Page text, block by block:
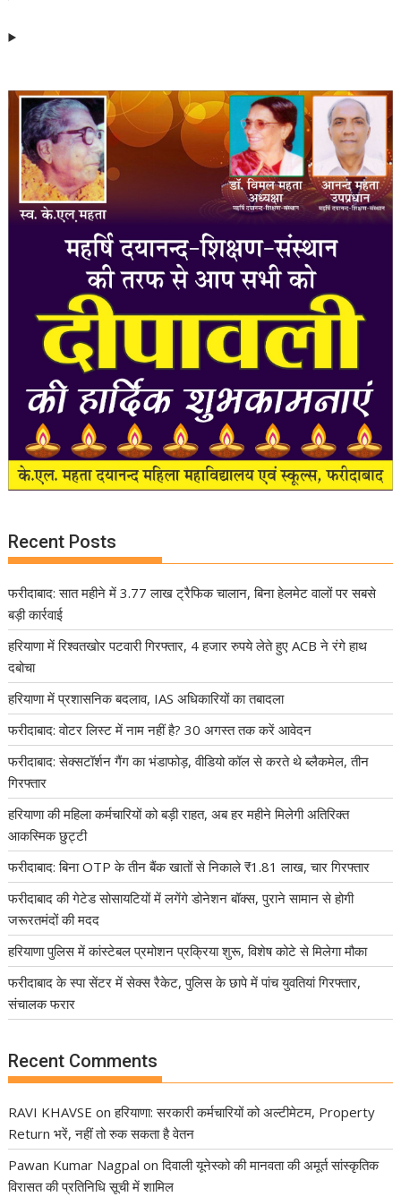
Recent Posts
फरीदाबाद: सात महीने में 3.77 लाख ट्रैफिक चालान, बिना हेलमेट वालों पर सबसे
बड़ी कार्रवाई
हरियाणा में रिश्वतखोर पटवारी गिरफ्तार, 4 हजार रुपये लेते हुए ACB ने रंगे हाथ
दबोचा
हरियाणा में प्रशासनिक बदलाव, IAS अधिकारियों का तबादला
फरीदाबाद: वोटर लिस्ट में नाम नहीं है? 30 अगस्त तक करें आवेदन
फरीदाबाद: सेक्सटॉर्शन गैंग का भंडाफोड़, वीडियो कॉल से करते थे ब्लैकमेल, तीन
गिरफ्तार
हरियाणा की महिला कर्मचारियों को बड़ी राहत, अब हर महीने मिलेगी अतिरिक्त
आकस्मिक छुट्टी
फरीदाबाद: बिना OTP के तीन बैंक खातों से निकाले ₹1.81 लाख, चार गिरफ्तार
फरीदाबाद की गेटेड सोसायटियों में लगेंगे डोनेशन बॉक्स, पुराने सामान से होगी
जरूरतमंदों की मदद
हरियाणा पुलिस में कांस्टेबल प्रमोशन प्रक्रिया शुरू, विशेष कोटे से मिलेगा मौका
फरीदाबाद के स्पा सेंटर में सेक्स रैकेट, पुलिस के छापे में पांच युवतियां गिरफ्तार,
संचालक फरार
Recent Comments
RAVI KHAVSE onहरियाणा: सरकारी कर्मचारियों को अल्टीमेटम, Property
Return भरें, नहीं तो रुक सकता है वेतन
Pawan Kumar Nagpal onदिवाली यूनेस्को की मानवता की अमूर्त सांस्कृतिक
विरासत की प्रतिनिधि सूची में शामिल